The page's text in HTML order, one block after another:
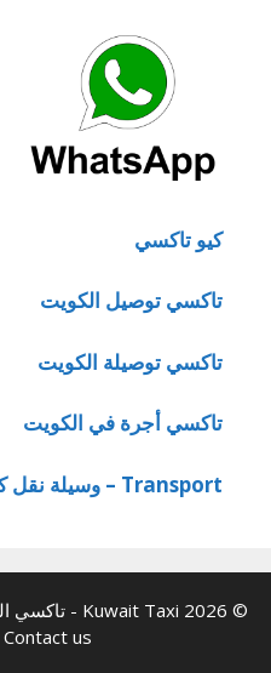
كيو تاكسي
تاكسي توصيل الكويت
تاكسي توصيلة الكويت
تاكسي أجرة في الكويت
Transport – وسيلة نقل كيو تاكسي
© 2026 Kuwait Taxi - تاكسي الكويت | All Rights Reserved. |
Contact us